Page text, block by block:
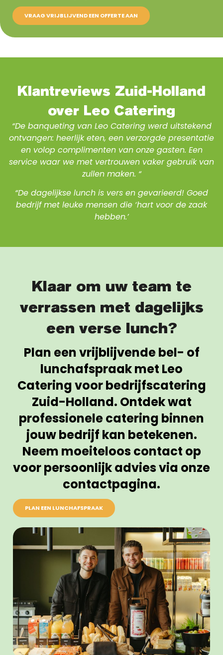
VRAAG VRIJBLIJVEND EEN OFFERTE AAN
Klantreviews Zuid-Holland
over Leo Catering
“De banqueting van Leo Catering werd uitstekend
ontvangen: heerlijk eten, een verzorgde presentatie
en volop complimenten van onze gasten. Een
service waar we met vertrouwen vaker gebruik van
zullen maken. “
“De dagelijkse lunch is vers en gevarieerd! Goed
bedrijf met leuke mensen die ‘hart voor de zaak
hebben.’
Klaar om uw team te
verrassen met dagelijks
een verse lunch?
Plan een vrijblijvende bel- of
lunchafspraak met Leo
Catering voor bedrijfscatering
Zuid-Holland. Ontdek wat
professionele catering binnen
jouw bedrijf kan betekenen.
Neem moeiteloos contact op
voor persoonlijk advies via onze
contactpagina.
PLAN EEN LUNCHAFSPRAAK